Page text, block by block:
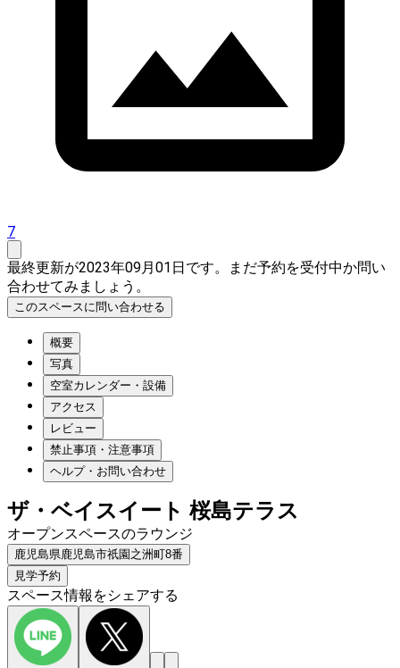
7
最終更新が2023年09月01日です。まだ予約を受付中か問い
合わせてみましょう。
このスペースに問い合わせる
概要
写真
空室カレンダー・設備
アクセス
レビュー
禁止事項・注意事項
ヘルプ・お問い合わせ
ザ・ベイスイート 桜島テラス
オープンスペースのラウンジ
鹿児島県鹿児島市祇園之洲町8番
見学予約
スペース情報をシェアする